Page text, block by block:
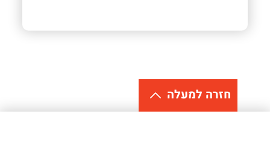
חזרה למעלה